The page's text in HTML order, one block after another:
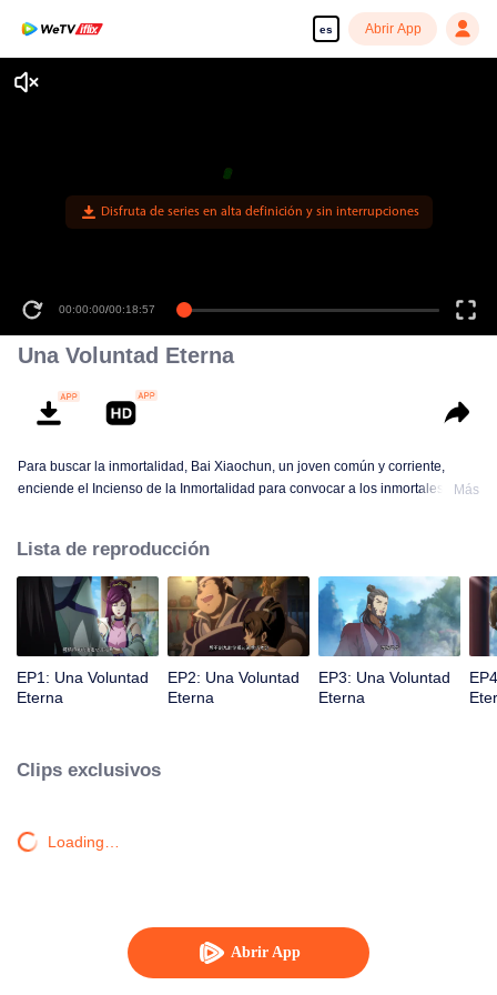
es Abrir App
Abrir App
Disfruta de series en alta definición y sin interrupciones
00:00:00/00:18:57
Una Voluntad Eterna
Para buscar la inmortalidad, Bai Xiaochun, un joven común y corriente,
enciende el Incienso de la Inmortalidad para convocar a los inmortales. Pero
con numerosas tramas divertidas. Ven a verlo para llenar tu verano de
alegría.
Más
Lista de reproducción
EP1: Una Voluntad
Eterna
EP2: Una Voluntad
Eterna
EP3: Una Voluntad
Eterna
Clips exclusivos
Loading…